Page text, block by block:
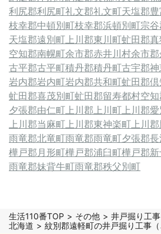
利尻郡利尻町礼文郡礼文町天塩郡
枝幸郡中頓別町枝幸郡浜頓別町宗
天塩郡遠別町上川郡東川町虻田郡
空知郡南幌町余市郡赤井川村余市
古平郡古平町積丹郡積丹町古宇郡
岩内郡岩内町岩内郡共和町虻田郡
虻田郡喜茂別町虻田郡留寿都村空
夕張郡由仁町上川郡上川町上川郡
上川郡当麻町上川郡東神楽町上川
雨竜郡北竜町雨竜郡雨竜町夕張郡
樺戸郡月形町樺戸郡浦臼町樺戸郡
雨竜郡妹背牛町雨竜郡秩父別町
生活110番TOP その他
井戸掘り工事
北海道
紋別郡遠軽町の井戸掘り工事